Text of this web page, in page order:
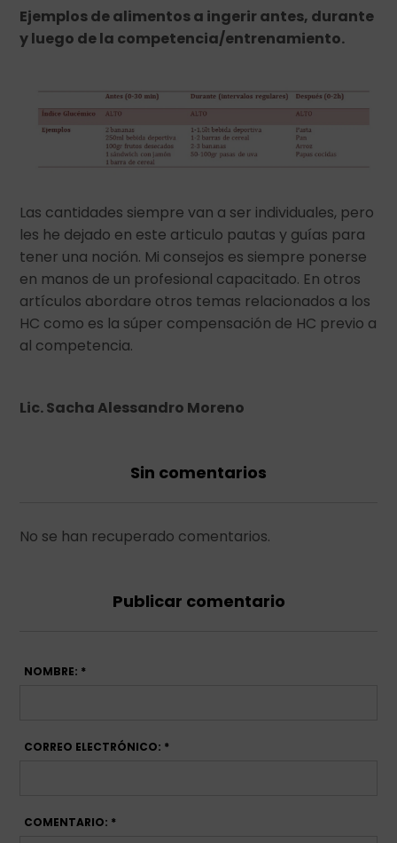
Ejemplos de alimentos a ingerir antes, durante
y luego de la competencia/entrenamiento.
Las cantidades siempre van a ser individuales, pero
les he dejado en este articulo pautas y guías para
tener una noción. Mi consejos es siempre ponerse
en manos de un profesional capacitado. En otros
artículos abordare otros temas relacionados a los
HC como es la súper compensación de HC previo a
al competencia.
Lic. Sacha Alessandro Moreno
Sin comentarios
No se han recuperado comentarios.
Publicar comentario
NOMBRE: *
CORREO ELECTRÓNICO: *
COMENTARIO: *